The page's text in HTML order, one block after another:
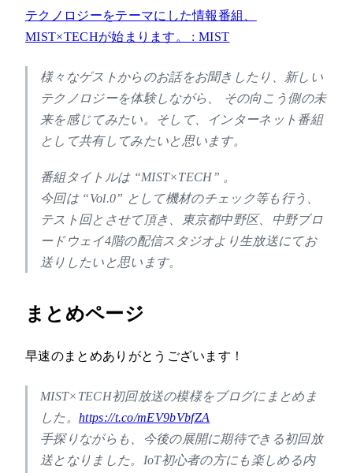
テクノロジーをテーマにした情報番組、
MIST×TECHが始まります。 : MIST
様々なゲストからのお話をお聞きしたり、新しい
テクノロジーを体験しながら、 その向こう側の未
来を感じてみたい。そして、インターネット番組
として共有してみたいと思います。
番組タイトルは “MIST×TECH” 。
今回は “Vol.0” として機材のチェック等も行う、
テスト回とさせて頂き、東京都中野区、中野ブロ
ードウェイ4階の配信スタジオより生放送にてお
送りしたいと思います。
まとめページ
早速のまとめありがとうございます！
MIST×TECH初回放送の模様をブログにまとめま
した。 https://t.co/mEV9bVbfZA
手探りながらも、今後の展開に期待できる初回放
送となりました。IoT初心者の方にも楽しめる内